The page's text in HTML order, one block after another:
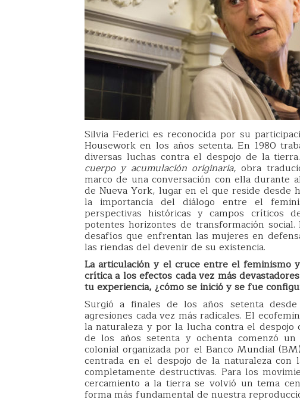
Silvia Federici es reconocida por su
Housework en los años setenta. En 1980
diversas luchas contra el despojo de la
cuerpo y acumulación originaria, obra
marco de una conversación con ella durante
de Nueva York, lugar en el que reside desde
la importancia del diálogo entre el
perspectivas históricas y campos críticos
potentes horizontes de transformación
desafíos que enfrentan las mujeres en
las riendas del devenir de su existencia.
La articulación y el cruce entre el feminismo
crítica a los efectos cada vez más
tu experiencia, ¿cómo se inició y se fue
Surgió a finales de los años setenta
agresiones cada vez más radicales. El
la naturaleza y por la lucha contra el
de los años setenta y ochenta comenzó
colonial organizada por el Banco Mundial
centrada en el despojo de la naturaleza
completamente destructivas. Para los
cercamiento a la tierra se volvió un tema
forma más fundamental de nuestra